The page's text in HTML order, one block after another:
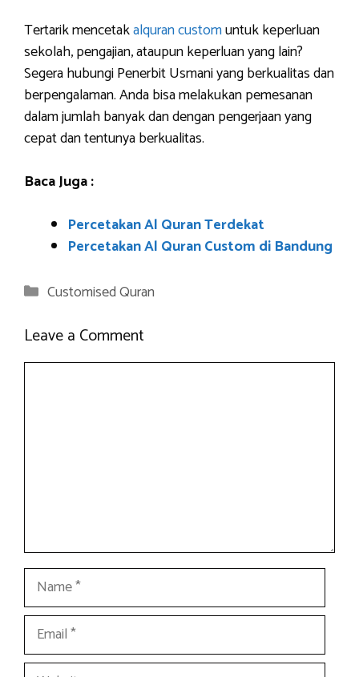
Tertarik mencetakalquran customuntuk keperluan
sekolah, pengajian, ataupun keperluan yang lain?
Segera hubungi Penerbit Usmani yang berkualitas dan
berpengalaman. Anda bisa melakukan pemesanan
dalam jumlah banyak dan dengan pengerjaan yang
cepat dan tentunya berkualitas.
Baca Juga :
Percetakan Al Quran Terdekat
Percetakan Al Quran Custom di Bandung
Categories
Customised Quran
Leave a Comment
Name
Email
Website